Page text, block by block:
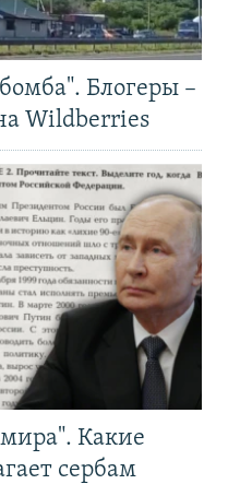
Блогеры –
Wildberries
мира". Какие
сербам